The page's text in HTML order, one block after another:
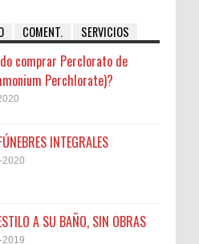
COMENT. SERVICIOS
comprar Perclorato de
Perchlorate)?
INTEGRALES
2020
A SU BAÑO, SIN OBRAS
2019